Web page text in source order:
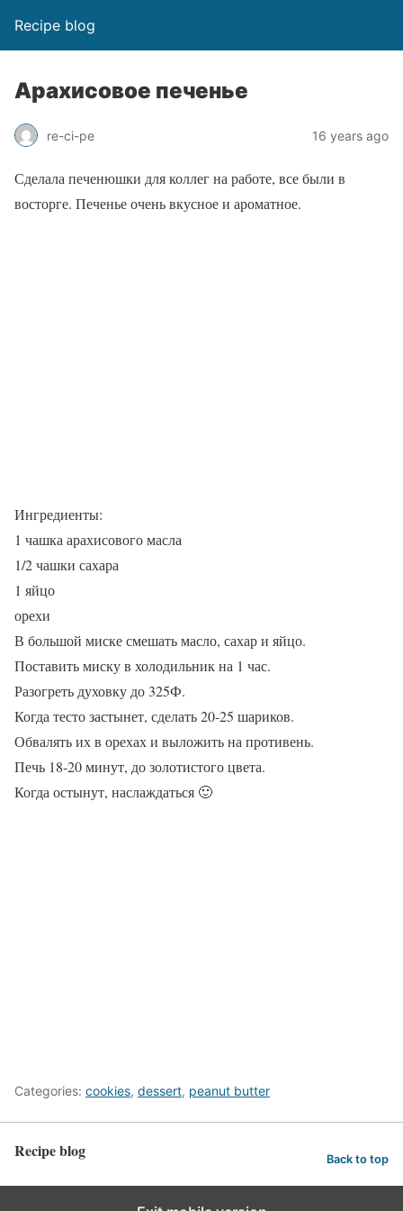
Recipe blog
Арахисовое печенье
re-ci-pe 16 years ago
Сделала печенюшки для коллег на работе, все были в
восторге. Печенье очень вкусное и ароматное.
Ингредиенты:
1 чашка арахисового масла
1/2 чашки сахара
1 яйцо
орехи
В большой миске смешать масло, сахар и яйцо.
Поставить миску в холодильник на 1 час.
Разогреть духовку до 325Ф.
Когда тесто застынет, сделать 20-25 шариков.
Обвалять их в орехах и выложить на противень.
Печь 18-20 минут, до золотистого цвета.
Когда остынут, наслаждаться 🙂
Categories: cookies, dessert, peanut butter
Recipe blog Back to top